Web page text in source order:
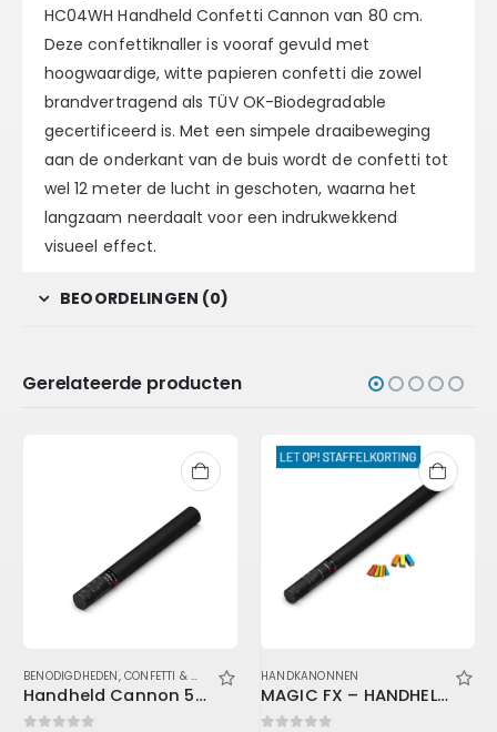
HC04WH Handheld Confetti Cannon van 80 cm.
Deze confettiknaller is vooraf gevuld met
hoogwaardige, witte papieren confetti die zowel
brandvertragend als TÜV OK-Biodegradable
gecertificeerd is. Met een simpele draaibeweging
aan de onderkant van de buis wordt de confetti tot
wel 12 meter de lucht in geschoten, waarna het
langzaam neerdaalt voor een indrukwekkend
visueel effect.
BEOORDELINGEN (0)
Gerelateerde producten
,ELEKTRISCHE KANONNEN
BENODIGDHEDEN,CONFETTI & STREAMERS ,HANDKANONNEN
Handheld Cannon 50 cm – Empty
HANDKANONNEN
MAGIC FX – HANDHELD CONFETTI MULTICOLOUR 80 CM